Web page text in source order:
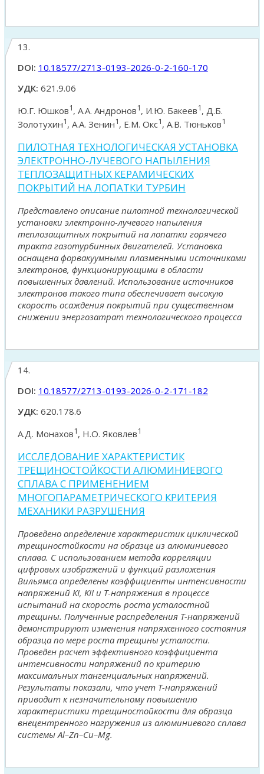
13.
DOI: 10.18577/2713-0193-2026-0-2-160-170
УДК: 621.9.06
Ю.Г. Юшков1, А.А. Андронов1, И.Ю. Бакеев1, Д.Б.
Золотухин1, А.А. Зенин1, Е.М. Окс1, А.В. Тюньков1
ПИЛОТНАЯ ТЕХНОЛОГИЧЕСКАЯ УСТАНОВКА
ЭЛЕКТРОННО-ЛУЧЕВОГО НАПЫЛЕНИЯ
ТЕПЛОЗАЩИТНЫХ КЕРАМИЧЕСКИХ
ПОКРЫТИЙ НА ЛОПАТКИ ТУРБИН
Представлено описание пилотной технологической
установки электронно-лучевого напыления
теплозащитных покрытий на лопатки горячего
тракта газотурбинных двигателей. Установка
оснащена форвакуумными плазменными источниками
электронов, функционирующими в области
повышенных давлений. Использование источников
электронов такого типа обеспечивает высокую
скорость осаждения покрытий при существенном
снижении энергозатрат технологического процесса
14.
DOI: 10.18577/2713-0193-2026-0-2-171-182
УДК: 620.178.6
А.Д. Монахов1, Н.О. Яковлев1
ИССЛЕДОВАНИЕ ХАРАКТЕРИСТИК
ТРЕЩИНОСТОЙКОСТИ АЛЮМИНИЕВОГО
СПЛАВА С ПРИМЕНЕНИЕМ
МНОГОПАРАМЕТРИЧЕСКОГО КРИТЕРИЯ
МЕХАНИКИ РАЗРУШЕНИЯ
Проведено определение характеристик циклической
трещиностойкости на образце из алюминиевого
сплава. С использованием метода корреляции
цифровых изображений и функций разложения
Вильямса определены коэффициенты интенсивности
напряжений KI, KII и T-напряжения в процессе
испытаний на скорость роста усталостной
трещины. Полученные распределения T-напряжений
демонстрируют изменения напряженного состояния
образца по мере роста трещины усталости.
Проведен расчет эффективного коэффициента
интенсивности напряжений по критерию
максимальных тангенциальных напряжений.
Результаты показали, что учет T-напряжений
приводит к незначительному повышению
характеристики трещиностойкости для образца
внецентренного нагружения из алюминиевого сплава
системы Al–Zn–Cu–Mg.